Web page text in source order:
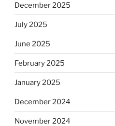
December 2025
July 2025
June 2025
February 2025
January 2025
December 2024
November 2024